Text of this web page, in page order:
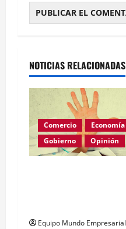
NOTICIAS RELACIONADAS
Comercio
Economía
Gobierno
Opinión
Equipo Mundo Empresarial